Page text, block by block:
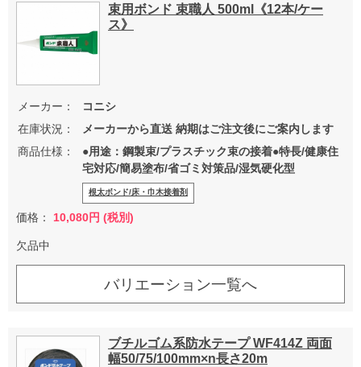
束用ボンド 束職人 500ml《12本/ケー
ス》
メーカー：
コニシ
在庫状況：
メーカーから直送 納期はご注文後にご案内します
商品仕様：
●用途：鋼製束/プラスチック束の接着●特長/健康住
宅対応/簡易塗布/省ゴミ対策品/湿気硬化型
根太ボンド/床・巾木接着剤
価格： 10,080円 (税別)
欠品中
バリエーション一覧へ
ブチルゴム系防水テープ WF414Z 両面
幅50/75/100mm×n長さ20m